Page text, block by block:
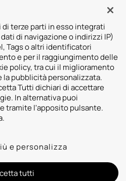
terze parti in esso integrati
di navigazione o indirizzi IP)
Tags o altri identificatori
e per il raggiungimento delle
policy, tra cui il miglioramento
pubblicità personalizzata.
Tutti dichiari di accettare
In alternativa puoi
tramite l'apposito pulsante.
e personalizza
tutti